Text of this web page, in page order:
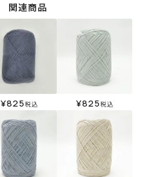
関連商品
¥825税込 ¥825税込